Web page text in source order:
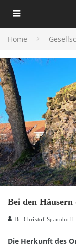
Home
Bei den Häusern
Dr. Christof Spannhoff
Die Herkunft des